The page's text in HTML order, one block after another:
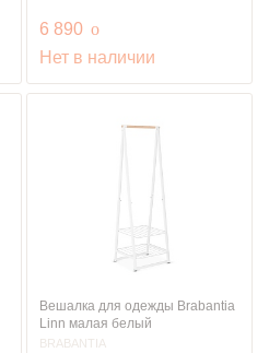
6 890 руб.
o
Нет в наличии
Вешалка для одежды Brabantia
Linn малая белый
BRABANTIA